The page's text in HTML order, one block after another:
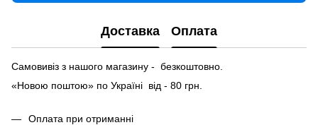
Доставка Оплата
Самовивіз з нашого магазину - безкоштовно.
«Новою поштою» по Україні від - 80 грн.
Оплата при отриманні